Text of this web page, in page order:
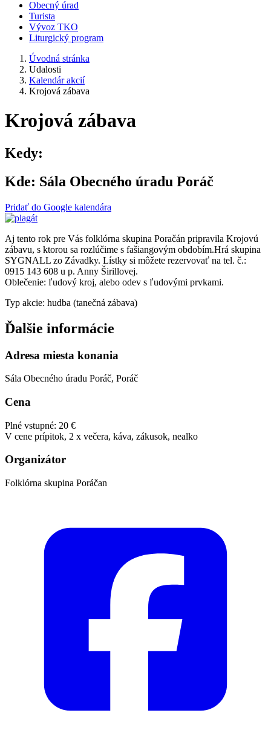
Obecný úrad
Turista
Vývoz TKO
Liturgický program
Úvodná stránka
Udalosti
Kalendár akcií
Krojová zábava
Krojová zábava
Kedy:
Kde: Sála Obecného úradu Poráč
Pridať do Google kalendára
Aj tento rok pre Vás folklórna skupina Poračán pripravila Krojovú
zábavu, s ktorou sa rozlúčime s fašiangovým obdobím.Hrá skupina
SYGNALL zo Závadky. Lístky si môžete rezervovať na tel. č.:
0915 143 608 u p. Anny Širillovej.
Oblečenie: ľudový kroj, alebo odev s ľudovými prvkami.
Typ akcie: hudba (tanečná zábava)
Ďalšie informácie
Adresa miesta konania
Sála Obecného úradu Poráč, Poráč
Cena
Plné vstupné: 20 €
V cene prípitok, 2 x večera, káva, zákusok, nealko
Organizátor
Folklórna skupina Poráčan